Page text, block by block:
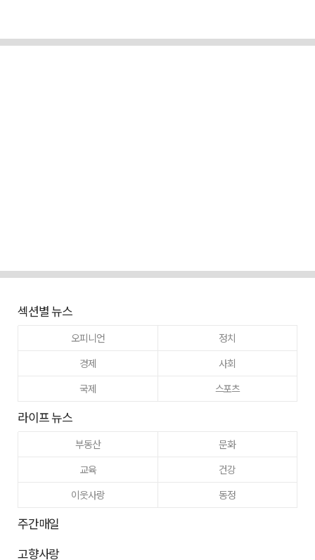
섹션별 뉴스
오피니언
정치
경제
사회
국제
스포츠
라이프 뉴스
부동산
문화
교육
건강
이웃사랑
동정
주간매일
고향사랑